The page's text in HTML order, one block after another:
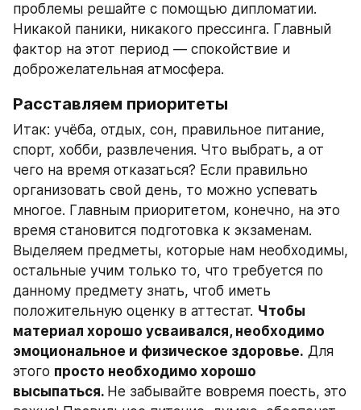
проблемы решайте с помощью дипломатии.
Никакой паники, никакого прессинга. Главный
фактор на этот период — спокойствие и
доброжелательная атмосфера.
Расставляем приоритеты
Итак: учёба, отдых, сон, правильное питание,
спорт, хобби, развлечения. Что выбрать, а от
чего на время отказаться? Если правильно
организовать свой день, то можно успевать
многое. Главным приоритетом, конечно, на это
время становится подготовка к экзаменам.
Выделяем предметы, которые нам необходимы,
остальные учим только то, что требуется по
данному предмету знать, чтоб иметь
положительную оценку в аттестат. Чтобы
материал хорошо усваивался, необходимо
эмоциональное и физическое здоровье. Для
этого просто необходимо хорошо
высыпаться. Не забывайте вовремя поесть, это